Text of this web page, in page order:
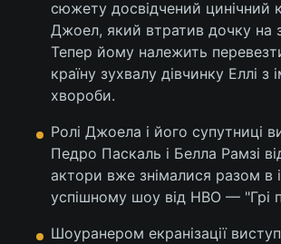
сюжету досвідчений цинічний
Джоел, який втратив дочку на
Тепер йому належить
країну зухвалу дівчинку Еллі з
хвороби.
Ролі Джоела і його супутниці
Педро Паскаль і Белла Рамзі
актори вже знімалися разом в
успішному шоу від HBO — "Грі
Шоуранером екранізації